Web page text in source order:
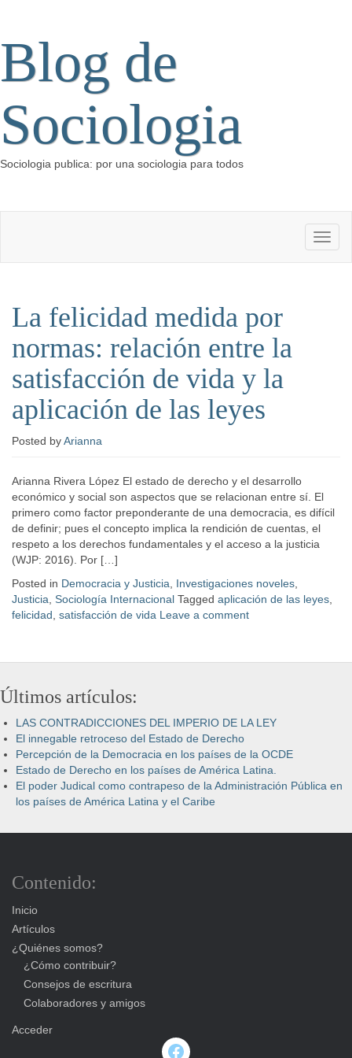
Blog de
Sociologia
Sociologia publica: por una sociologia para todos
La felicidad medida por
normas: relación entre la
satisfacción de vida y la
aplicación de las leyes
Posted byArianna
Arianna Rivera López El estado de derecho y el desarrollo
económico y social son aspectos que se relacionan entre sí. El
primero como factor preponderante de una democracia, es difícil
de definir; pues el concepto implica la rendición de cuentas, el
respeto a los derechos fundamentales y el acceso a la justicia
(WJP: 2016). Por […]
Posted in Democracia y Justicia Investigaciones noveles
Justicia Sociología Internacional Tagged aplicación de las leyes
felicidad satisfacción de vida Leave a comment
Últimos artículos:
LAS CONTRADICCIONES DEL IMPERIO DE LA LEY
El innegable retroceso del Estado de Derecho
Percepción de la Democracia en los países de la OCDE
Estado de Derecho en los países de América Latina.
El poder Judical como contrapeso de la Administración Pública en
los países de América Latina y el Caribe
Contenido:
Inicio
Artículos
¿Quiénes somos?
¿Cómo contribuir?
Consejos de escritura
Colaboradores y amigos
Acceder
Facebook